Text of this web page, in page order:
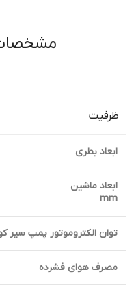
ظرفيت
ابعاد بطري
ابعاد ماشين
mm
توان الكتروموتور پمپ سير
مصرف هواي فشرده